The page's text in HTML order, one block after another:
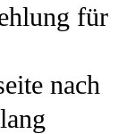
für
nach